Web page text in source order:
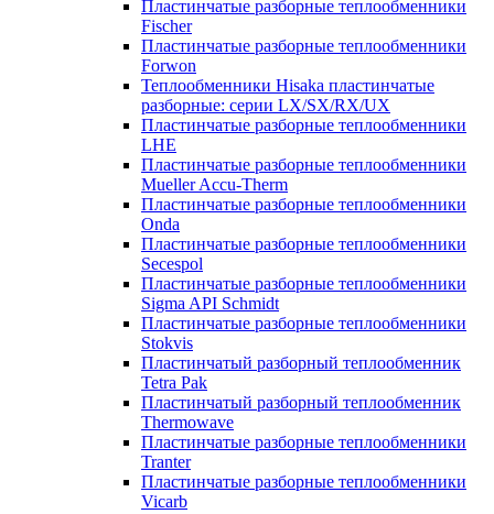
Пластинчатые разборные теплообменники
Fischer
Пластинчатые разборные теплообменники
Forwon
Теплообменники Hisaka пластинчатые
разборные: серии LX/SX/RX/UX
Пластинчатые разборные теплообменники
LHE
Пластинчатые разборные теплообменники
Mueller Accu-Therm
Пластинчатые разборные теплообменники
Onda
Пластинчатые разборные теплообменники
Secespol
Пластинчатые разборные теплообменники
Sigma API Schmidt
Пластинчатые разборные теплообменники
Stokvis
Пластинчатый разборный теплообменник
Tetra Pak
Пластинчатый разборный теплообменник
Thermowave
Пластинчатые разборные теплообменники
Tranter
Пластинчатые разборные теплообменники
Vicarb